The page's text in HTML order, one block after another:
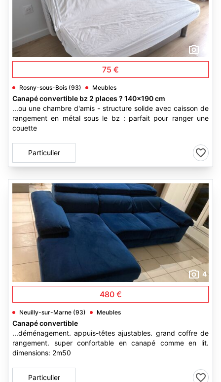
75 €
Rosny-sous-Bois (93) Meubles
Canapé convertible bz 2 places ? 140x190 cm
...ou une chambre d'amis - structure solide avec caisson de
rangement en métal sous le bz : parfait pour ranger une
couette
Particulier
4
480 €
Neuilly-sur-Marne (93) Meubles
Canapé convertible
...déménagement. appuis-têtes ajustables. grand coffre de
rangement. super confortable en canapé comme en lit.
dimensions: 2m50
Particulier